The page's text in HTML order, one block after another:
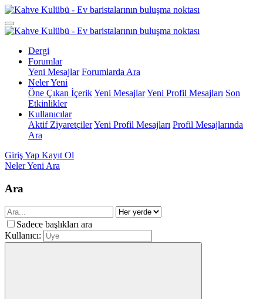
Dergi
Forumlar
Yeni Mesajlar Forumlarda Ara
Neler Yeni
Öne Çıkan İçerikYeni MesajlarYeni Profil Mesajları Son
Etkinlikler
Kullanıcılar
Aktif ZiyaretçilerYeni Profil Mesajları Profil Mesajlarında
Ara
Giriş Yap Kayıt Ol
Neler Yeni Ara
Ara
Sadece başlıkları ara
Kullanıcı: